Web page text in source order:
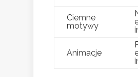
Ciemne
motywy
Animacje